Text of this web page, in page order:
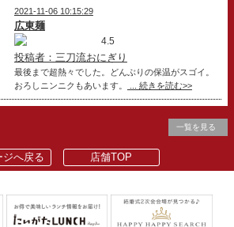
2021-11-06 10:15:29
広東麺
4.5
投稿者：三刀流おにぎり
最後まで超熱々でした。どんぶりの保温がスゴイ。
おろしニンニクもあいます。
... 続きを読む>>
一覧を見る
ジへ戻る 店舗TOP